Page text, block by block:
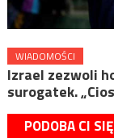
WIADOMOŚCI
Izrael zezwoli
surogatek.
PODOBA CI